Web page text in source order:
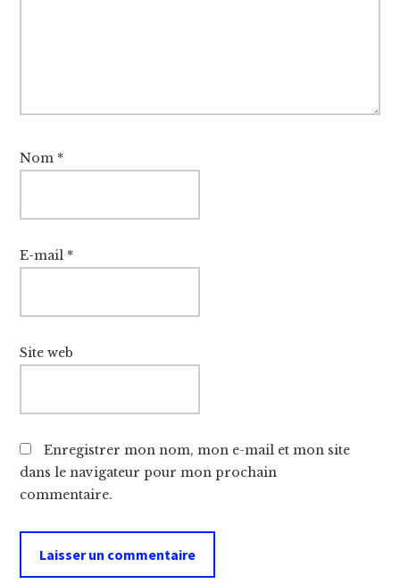
Nom *
E-mail *
Site web
Enregistrer mon nom, mon e-mail et mon site
dans le navigateur pour mon prochain
commentaire.